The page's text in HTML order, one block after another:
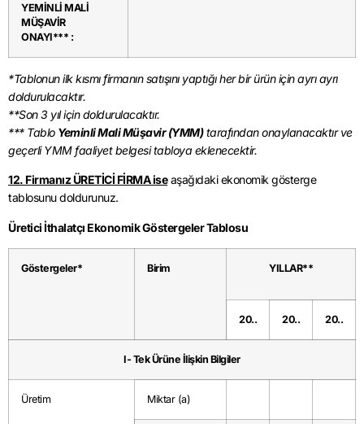
YEMİNLİ MALİ
MÜŞAVİR
ONAYI*** :
*Tablonun ilk kısmı firmanın satışını yaptığı her bir ürün için ayrı ayrı
doldurulacaktır.
**Son 3 yıl için doldurulacaktır.
*** Tablo Yeminli Mali Müşavir (YMM)tarafından onaylanacaktır ve
geçerli YMM faaliyet belgesi tabloya eklenecektir.
12. Firmanız ÜRETİCİ FİRMA iseaşağıdaki ekonomik gösterge
tablosunu doldurunuz.
Üretici İthalatçı Ekonomik Göstergeler Tablosu
Göstergeler* Birim YILLAR**
20.. 20.. 20..
I- Tek Ürüne İlişkin Bilgiler
Üretim Miktar (a)